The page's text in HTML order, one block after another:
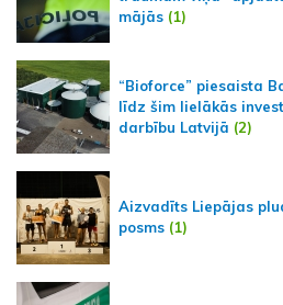
mājās (1)
“Bioforce” piesaista
līdz šim lielākās
darbību Latvijā (2)
Aizvadīts Liepājas
posms (1)